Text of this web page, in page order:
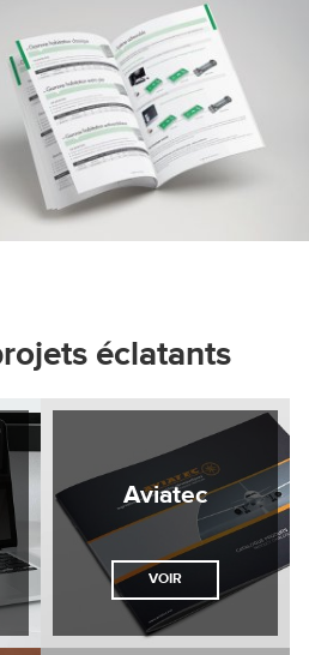
éclatants
Aviatec
VOIR